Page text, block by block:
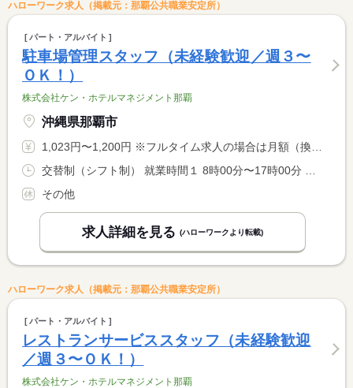
ハローワーク求人（掲載元：那覇公共職業安定所）
パート・アルバイト
駐車場管理スタッフ（未経験歓迎／週３〜
ＯＫ！）
株式会社ケン・ホテルマネジメント那覇
沖縄県那覇市
1,023円〜1,200円 ※フルタイム求人の場合は月額（換算額）、パート求人の場合は時間額を表示しています。
その他
求人詳細を見る (ハローワークより転載)
ハローワーク求人（掲載元：那覇公共職業安定所）
パート・アルバイト
レストランサービススタッフ（未経験歓迎
／週３〜ＯＫ！）
株式会社ケン・ホテルマネジメント那覇